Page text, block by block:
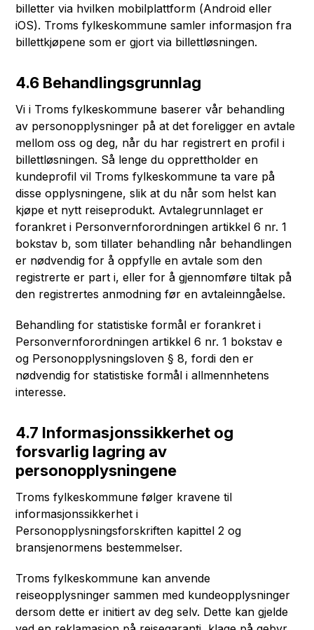
billetter via hvilken mobilplattform (Android eller
iOS). Troms fylkeskommune samler informasjon fra
billettkjøpene som er gjort via billettløsningen.
4.6 Behandlingsgrunnlag
Vi i Troms fylkeskommune baserer vår behandling
av personopplysninger på at det foreligger en avtale
mellom oss og deg, når du har registrert en profil i
billettløsningen. Så lenge du opprettholder en
kundeprofil vil Troms fylkeskommune ta vare på
disse opplysningene, slik at du når som helst kan
kjøpe et nytt reiseprodukt. Avtalegrunnlaget er
forankret i Personvernforordningen artikkel 6 nr. 1
bokstav b, som tillater behandling når behandlingen
er nødvendig for å oppfylle en avtale som den
registrerte er part i, eller for å gjennomføre tiltak på
den registrertes anmodning før en avtaleinngåelse.
Behandling for statistiske formål er forankret i
Personvernforordningen artikkel 6 nr. 1 bokstav e
og Personopplysningsloven § 8, fordi den er
nødvendig for statistiske formål i allmennhetens
interesse.
4.7 Informasjonssikkerhet og
forsvarlig lagring av
personopplysningene
Troms fylkeskommune følger kravene til
informasjonssikkerhet i
Personopplysningsforskriften kapittel 2 og
bransjenormens bestemmelser.
Troms fylkeskommune kan anvende
reiseopplysninger sammen med kundeopplysninger
dersom dette er initiert av deg selv. Dette kan gjelde